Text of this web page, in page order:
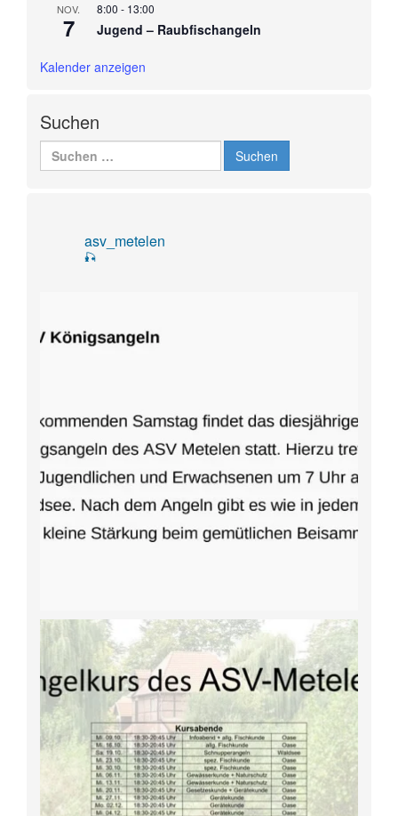
NOV.
7
8:00 - 13:00
Jugend – Raubfischangeln
Kalender anzeigen
Suchen
nach:
asv_metelen
🎣